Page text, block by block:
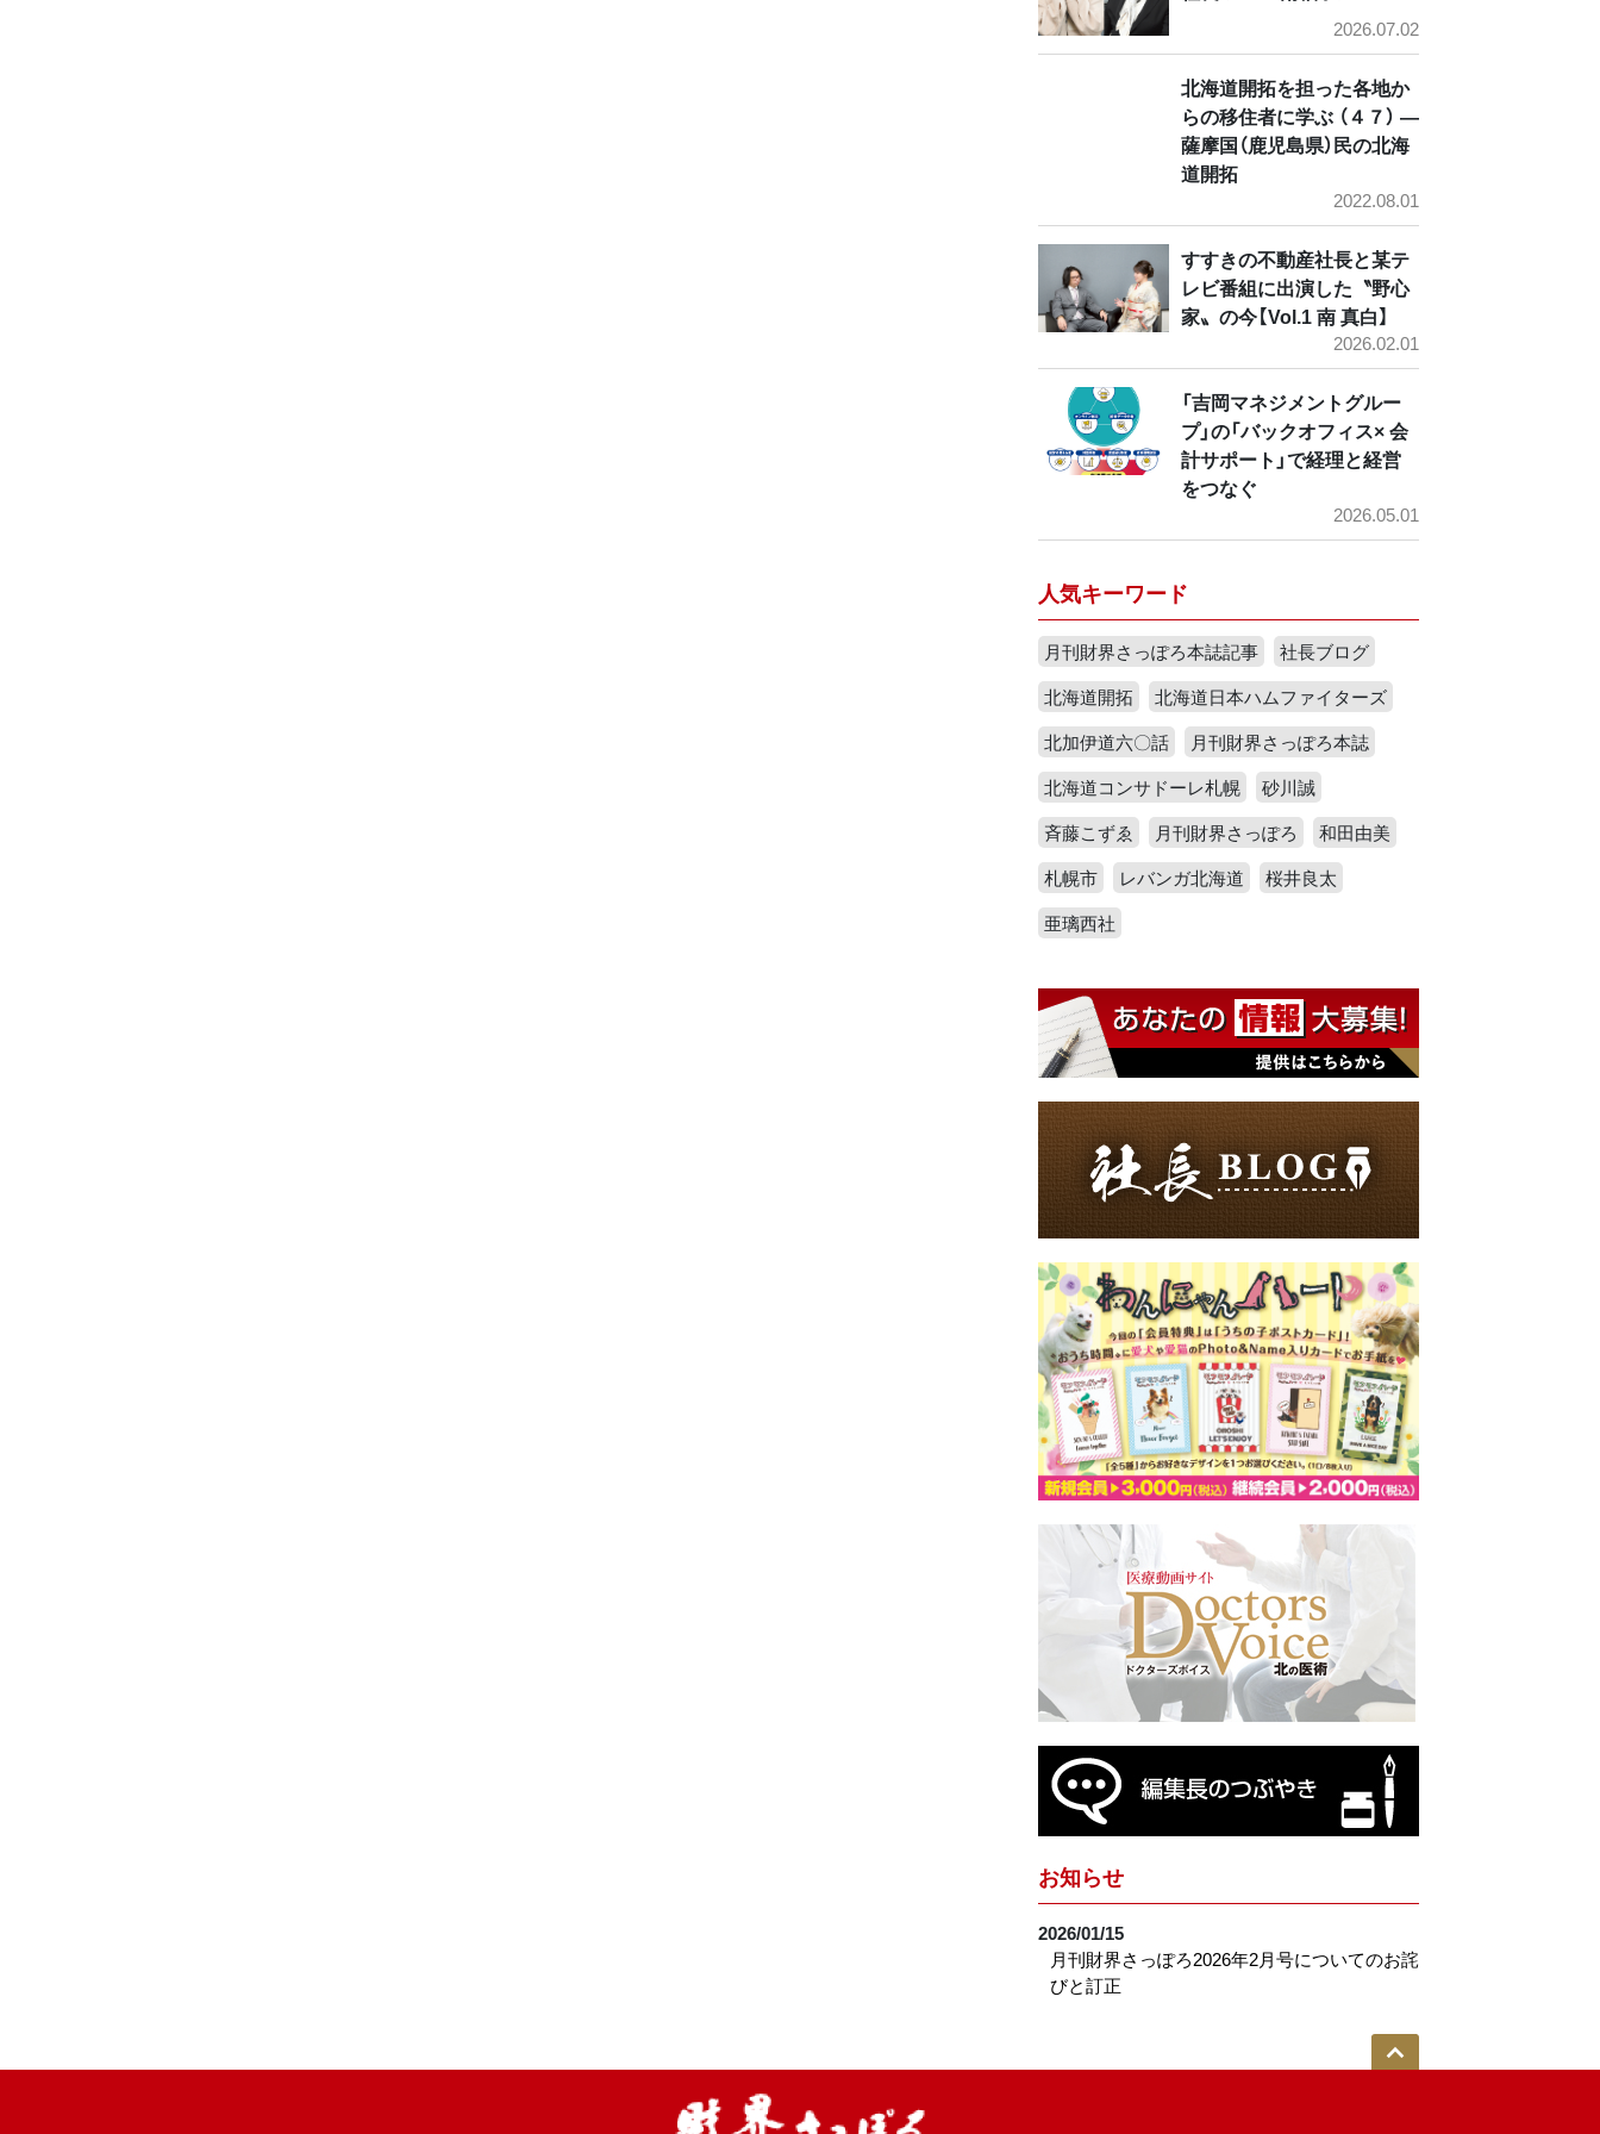
2026.07.02
北海道開拓を担った各地か
らの移住者に学ぶ （４７） ―
薩摩国（鹿児島県）民の北海
道開拓
2022.08.01
すすきの不動産社長と某テ
レビ番組に出演した〝野心
家〟の今【Vol.1 南 真白】
2026.02.01
「吉岡マネジメントグルー
プ」の「バックオフィス× 会
計サポート」で経理と経営
をつなぐ
2026.05.01
人気キーワード
月刊財界さっぽろ本誌記事
社長ブログ
北海道開拓
北海道日本ハムファイターズ
北加伊道六〇話
月刊財界さっぽろ本誌
北海道コンサドーレ札幌
砂川誠
斉藤こずゑ
月刊財界さっぽろ
和田由美
札幌市
レバンガ北海道
桜井良太
亜璃西社
お知らせ
2026/01/15
月刊財界さっぽろ2026年2月号についてのお詫
びと訂正